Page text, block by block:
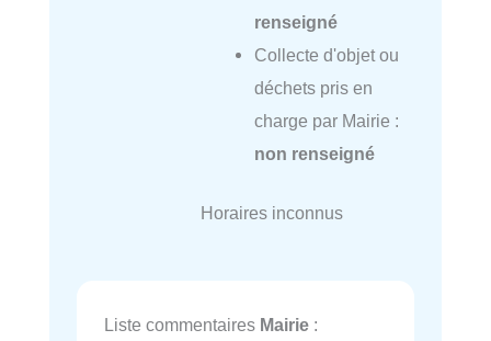
renseigné
Collecte d'objet ou
déchets pris en
charge par Mairie :
non renseigné
Horaires inconnus
Liste commentaires Mairie :